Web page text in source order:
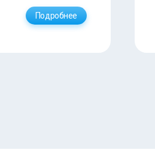
Подробнее